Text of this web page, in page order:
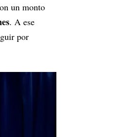
un monto
. A ese
por